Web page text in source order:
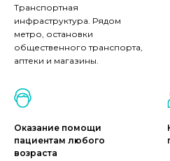
Транспортная
инфраструктура. Рядом
метро, остановки
общественного транспорта,
аптеки и магазины.
Оказание помощи
пациентам любого
возраста